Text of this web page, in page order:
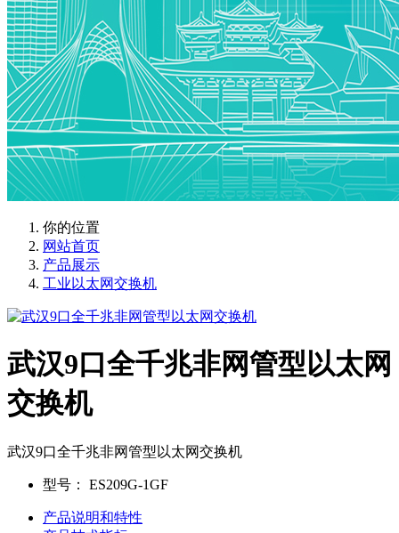
你的位置
网站首页
产品展示
工业以太网交换机
武汉9口全千兆非网管型以太网
交换机
武汉9口全千兆非网管型以太网交换机
型号： ES209G-1GF
产品说明和特性